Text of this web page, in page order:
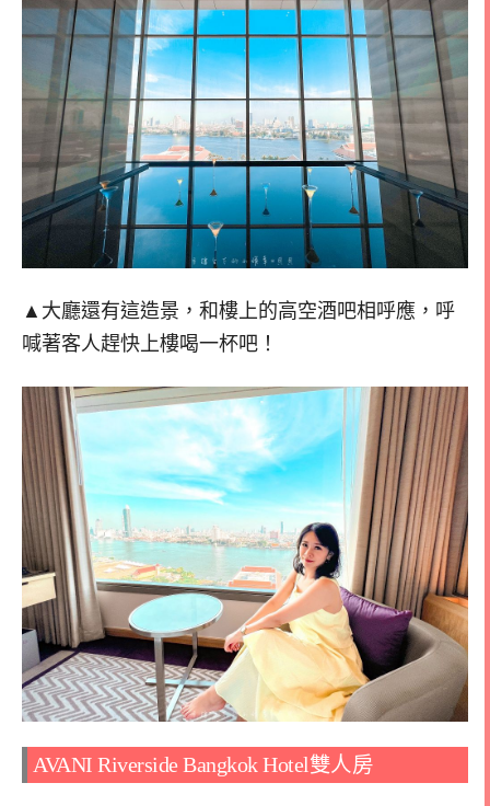
▲大廳還有這造景，和樓上的高空酒吧相呼應，呼
喊著客人趕快上樓喝一杯吧！
AVANI Riverside Bangkok Hotel雙人房